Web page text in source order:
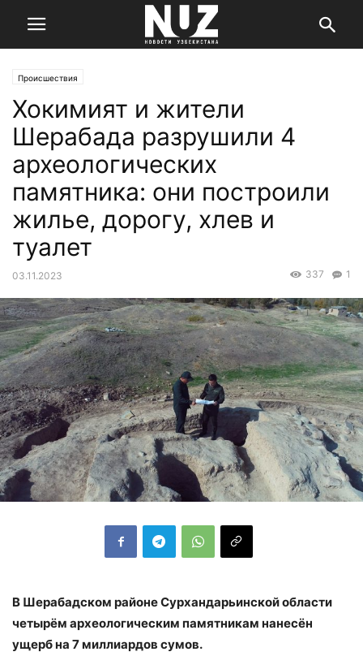
Происшествия
Хокимият и жители
Шерабада разрушили 4
археологических
памятника: они построили
жилье, дорогу, хлев и
туалет
03.11.2023 1
337
В Шерабадском районе Сурхандарьинской области
четырём археологическим памятникам нанесён
ущерб на 7 миллиардов сумов.